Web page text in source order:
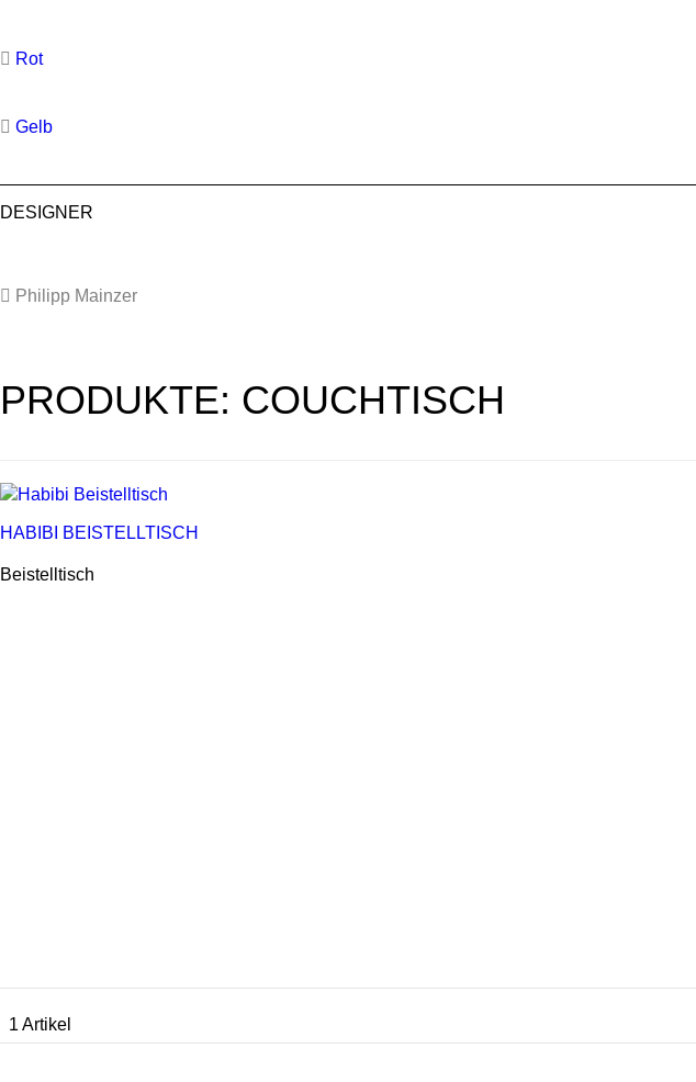
Rot
Gelb
DESIGNER
Philipp Mainzer
PRODUKTE: COUCHTISCH
HABIBI BEISTELLTISCH
Beistelltisch
1 Artikel